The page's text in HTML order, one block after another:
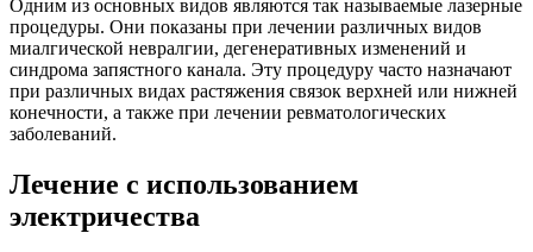
Одним из основных видов являются так называемые лазерные
процедуры. Они показаны при лечении различных видов
миалгической невралгии, дегенеративных изменений и
синдрома запястного канала. Эту процедуру часто назначают
при различных видах растяжения связок верхней или нижней
конечности, а также при лечении ревматологических
заболеваний.
Лечение с использованием
электричества